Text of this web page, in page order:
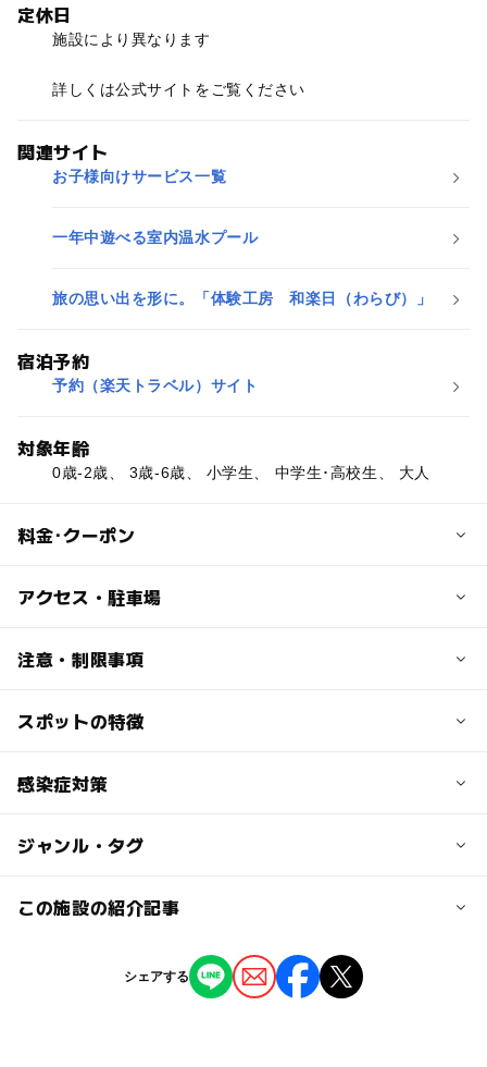
定休日
施設により異なります
詳しくは公式サイトをご覧ください
関連サイト
お子様向けサービス一覧
一年中遊べる室内温水プール
旅の思い出を形に。「体験工房 和楽日（わらび）」
宿泊予約
予約（楽天トラベル）サイト
対象年齢
0歳-2歳、 3歳-6歳、 小学生、 中学生･高校生、 大人
料金･クーポン
子供の料金
大人の50％、乳児（0～2歳）…3,300円
大人の料金
アクセス・駐車場
交通アクセス
停下車。(直通約3時間20分)
JR「東京」駅から東北新幹線、または東北本線で「那須塩
停下車。
「浦和」I.Cより148km(約1時間30分)
東北自動車道「那須」I.Cより約10分
注意・制限事項
【プール情報】
プール用オムツ： 可
スポットの特徴
駐車場あり ー
◯ オムツ交換台
感染症対策
当ホテルでは、新型コロナウイルスの感染拡大に伴う予防
う、お願い申し上げます。
・スタッフのマスク着用
・来館者全員玄関口での検温
ジャンル・タグ
ジャンル
この施設の紹介記事
【関東】1年中楽しめる！子連れ向け「室内
プール付きホテル」6選
シェアする